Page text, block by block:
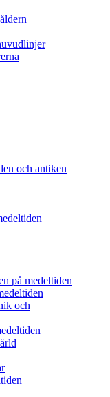
och antiken
på medeltiden
och